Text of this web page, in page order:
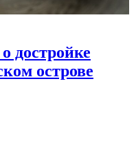
достройке
острове